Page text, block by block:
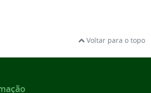
Voltar para o topo